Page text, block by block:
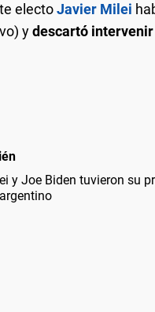
electoJavier Milei
ydescartó
y Joe Biden tuvieron su